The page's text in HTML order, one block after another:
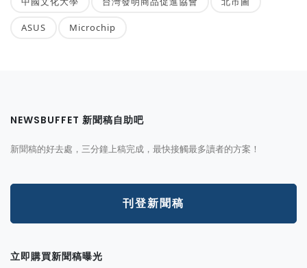
ASUS Microchip
NEWSBUFFET 新聞稿自助吧
新聞稿的好去處，三分鐘上稿完成，最快接觸最多讀者的方案！
刊登新聞稿
立即購買新聞稿曝光